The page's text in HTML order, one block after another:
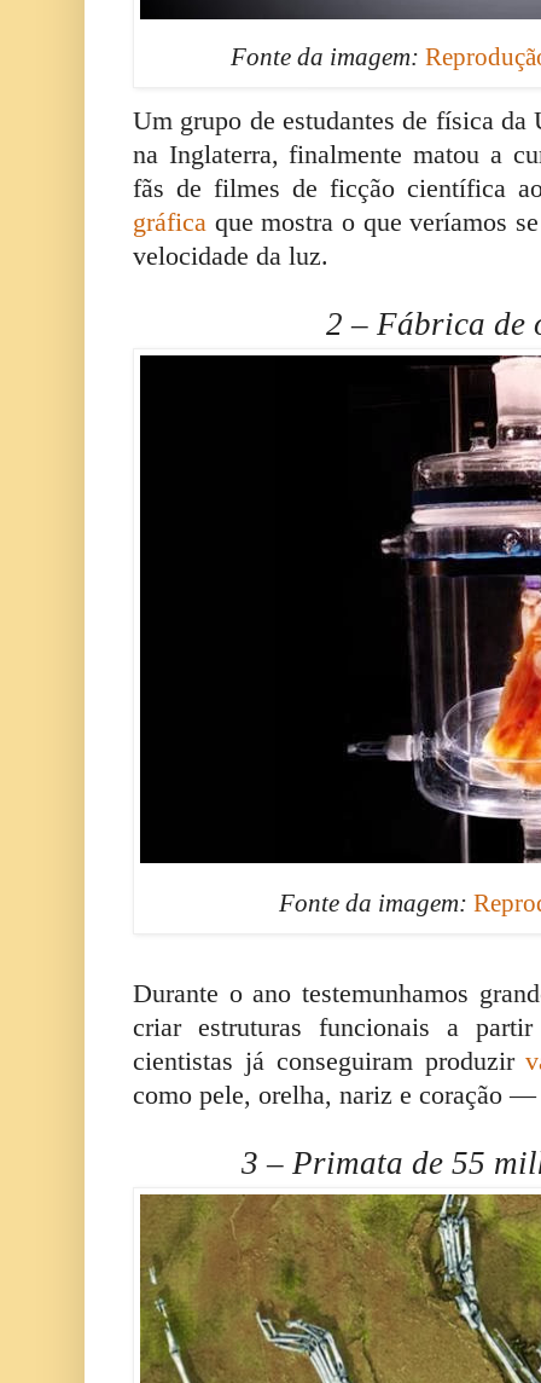
Fonte da imagem:
Um grupo de estudantes de física da
na Inglaterra, finalmente matou a
fãs de filmes de ficção científica
gráfica que mostra o que veríamos
velocidade da luz.
2 – Fábrica de
Fonte da imagem:
Durante o ano testemunhamos
criar estruturas funcionais a
cientistas já conseguiram produzir
como pele, orelha, nariz e coração
3 – Primata de 55